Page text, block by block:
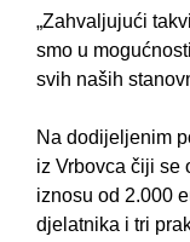
„Zahvaljujući
smo u
svih naših
Na dodijeljenim
iz Vrbovca čiji se
iznosu od 2.000
djelatnika i tri